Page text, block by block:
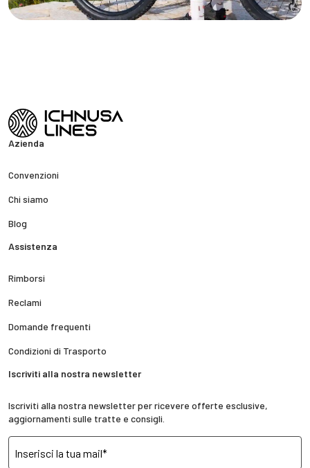
Azienda
Convenzioni
Chi siamo
Blog
Assistenza
Rimborsi
Reclami
Domande frequenti
Condizioni di Trasporto
Iscriviti alla nostra newsletter
Iscriviti alla nostra newsletter per ricevere offerte esclusive,
aggiornamenti sulle tratte e consigli.